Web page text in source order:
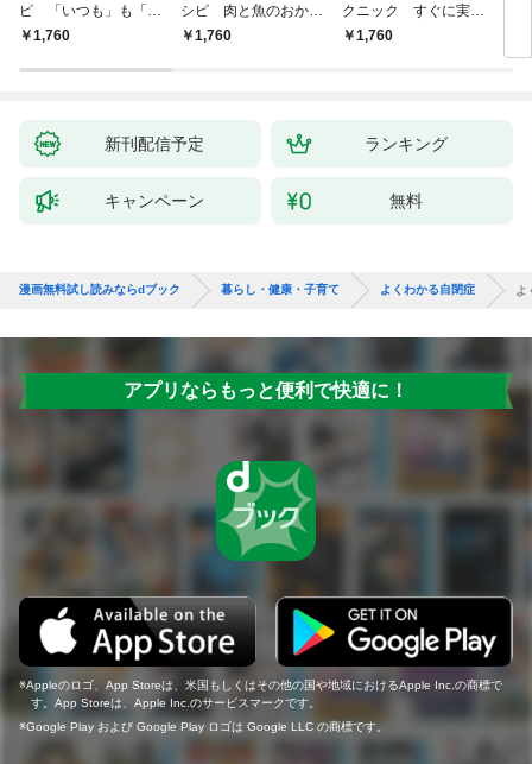
ピ 「いつも」も「も
しも」もおいしい！
￥1,760
シピ 肉と魚のおか
ず 少ない材料＆調味
￥1,760
クニック すぐに実践
したくなる
￥1,760
リ
新刊配信予定 ランキング
キャンペーン 無料
漫画無料試し読みならdブック 暮らし・健康・子育て よくわかる自閉症 よ
アプリならもっと便利で快適に！
Appleのロゴ、App Storeは、米国もしくはその他の国や地域におけるApple Inc.の商標で
す。App Storeは、Apple Inc.のサービスマークです。
Google Play および Google Play ロゴは Google LLC の商標です。